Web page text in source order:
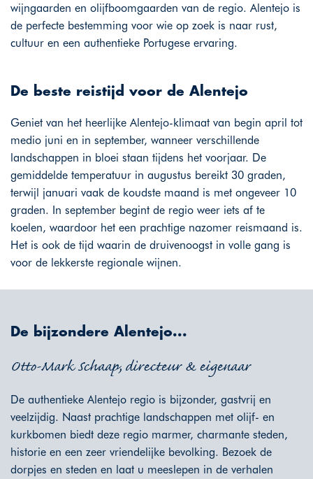
wijngaarden en olijfboomgaarden van de regio. Alentejo is
de perfecte bestemming voor wie op zoek is naar rust,
cultuur en een authentieke Portugese ervaring.
De beste reistijd voor de Alentejo
Geniet van het heerlijke Alentejo-klimaat van begin april tot
medio juni en in september, wanneer verschillende
landschappen in bloei staan tijdens het voorjaar. De
gemiddelde temperatuur in augustus bereikt 30 graden,
terwijl januari vaak de koudste maand is met ongeveer 10
graden. In september begint de regio weer iets af te
koelen, waardoor het een prachtige nazomer reismaand is.
Het is ook de tijd waarin de druivenoogst in volle gang is
voor de lekkerste regionale wijnen.
De bijzondere Alentejo...
Otto-Mark Schaap, directeur & eigenaar
De authentieke Alentejo regio is bijzonder, gastvrij en
veelzijdig. Naast prachtige landschappen met olijf- en
kurkbomen biedt deze regio marmer, charmante steden,
historie en een zeer vriendelijke bevolking. Bezoek de
dorpjes en steden en laat u meeslepen in de verhalen